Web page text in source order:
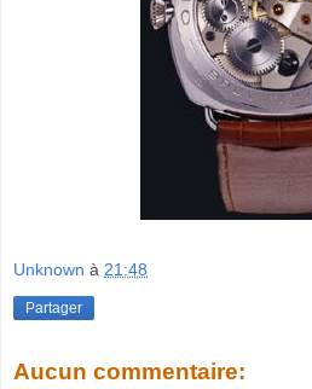
Unknown à 21:48
Partager
Aucun commentaire: